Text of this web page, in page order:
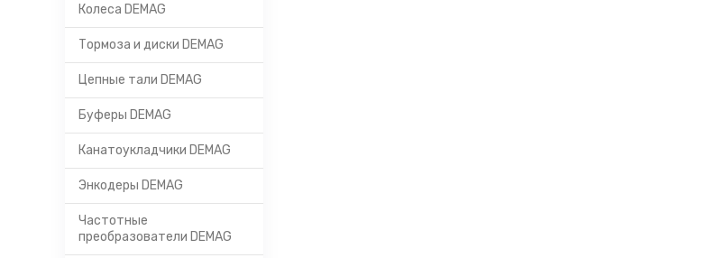
Колеса DEMAG
Тормоза и диски DEMAG
Цепные тали DEMAG
Буферы DEMAG
Канатоукладчики DEMAG
Энкодеры DEMAG
Частотные
преобразователи DEMAG